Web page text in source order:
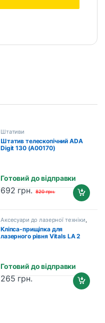
Штативи
Штатив телескопічний ADA
Digit 130 (A00170)
Готовий до відправки
692 грн. 820грн.
Аксесуари до лазерної техніки,
Вимірювальна техніка
Кліпса-прищіпка для
лазерного рівня Vitals LA 2
Готовий до відправки
265 грн.